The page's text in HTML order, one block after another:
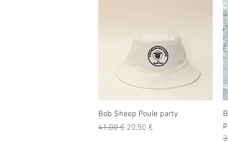
Aperçu rapide
Bob Sheep Poule party
Prix original
41,00 € Prix promotionnel
20,50 €